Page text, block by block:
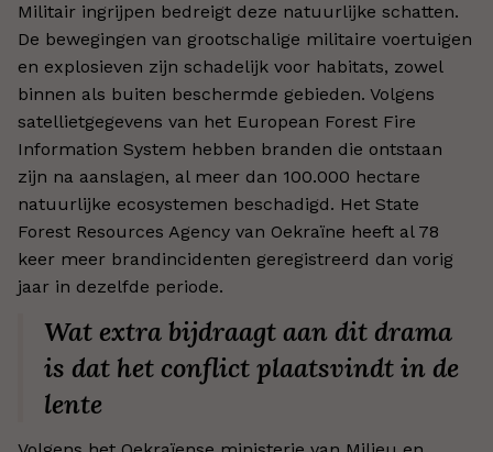
Militair ingrijpen bedreigt deze natuurlijke schatten.
De bewegingen van grootschalige militaire voertuigen
en explosieven zijn schadelijk voor habitats, zowel
binnen als buiten beschermde gebieden. Volgens
satellietgegevens van het European Forest Fire
Information System hebben branden die ontstaan
zijn na aanslagen, al meer dan 100.000 hectare
natuurlijke ecosystemen beschadigd. Het State
Forest Resources Agency van Oekraïne heeft al 78
keer meer brandincidenten geregistreerd dan vorig
jaar in dezelfde periode.
Wat extra bijdraagt aan dit drama
is dat het conflict plaatsvindt in de
lente